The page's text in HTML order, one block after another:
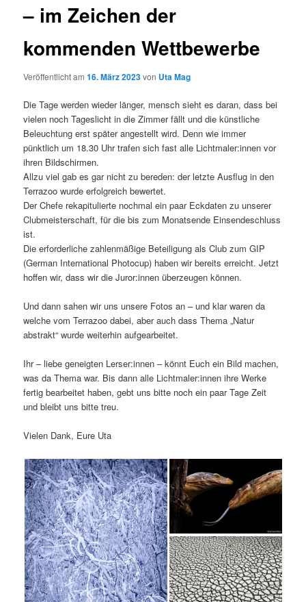
– im Zeichen der
kommenden Wettbewerbe
Veröffentlicht am16. März 2023von Uta Mag
Die Tage werden wieder länger, mensch sieht es daran, dass bei
vielen noch Tageslicht in die Zimmer fällt und die künstliche
Beleuchtung erst später angestellt wird. Denn wie immer
pünktlich um 18.30 Uhr trafen sich fast alle Lichtmaler:innen vor
ihren Bildschirmen.
Allzu viel gab es gar nicht zu bereden: der letzte Ausflug in den
Terrazoo wurde erfolgreich bewertet.
Der Chefe rekapitulierte nochmal ein paar Eckdaten zu unserer
Clubmeisterschaft, für die bis zum Monatsende Einsendeschluss
ist.
Die erforderliche zahlenmäßige Beteiligung als Club zum GIP
(German International Photocup) haben wir bereits erreicht. Jetzt
hoffen wir, dass wir die Juror:innen überzeugen können.
Und dann sahen wir uns unsere Fotos an – und klar waren da
welche vom Terrazoo dabei, aber auch dass Thema „Natur
abstrakt“ wurde weiterhin aufgearbeitet.
Ihr – liebe geneigten Lerser:innen – könnt Euch ein Bild machen,
was da Thema war. Bis dann alle Lichtmaler:innen ihre Werke
fertig bearbeitet haben, gebt uns bitte noch ein paar Tage Zeit
und bleibt uns bitte treu.
Vielen Dank, Eure Uta